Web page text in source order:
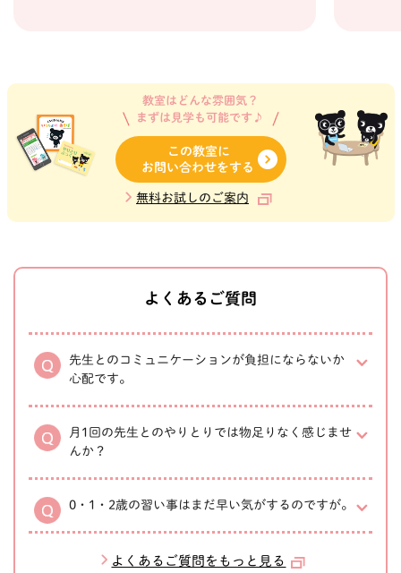
教室はどんな雰囲気？
まずは見学も可能です♪
この教室に
お問い合わせをする
無料お試しのご案内
よくあるご質問
先生とのコミュニケーションが負担にならないか
心配です。
月1回の先生とのやりとりでは物足りなく感じませ
んか？
0・1・2歳の習い事はまだ早い気がするのですが。
よくあるご質問をもっと見る